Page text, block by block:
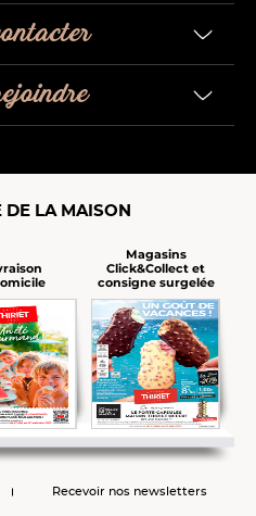
DE LA MAISON
Magasins
Click&Collect et
consigne surgelée
Recevoir nos newsletters